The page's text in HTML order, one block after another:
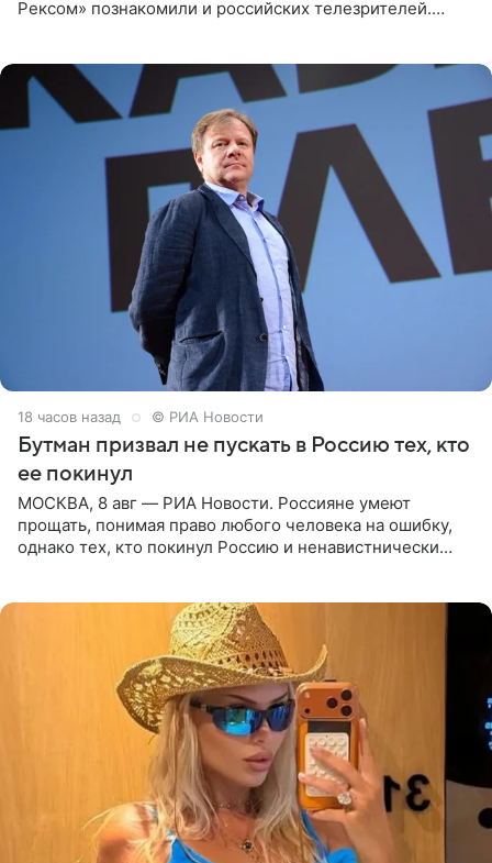
Рексом» познакомили и российских телезрителей.
18 часов назад © РИА Новости
Бутман призвал не пускать в Россию тех, кто
ее покинул
МОСКВА, 8 авг — РИА Новости. Россияне умеют
прощать, понимая право любого человека на ошибку,
однако тех, кто покинул Россию и ненавистнически